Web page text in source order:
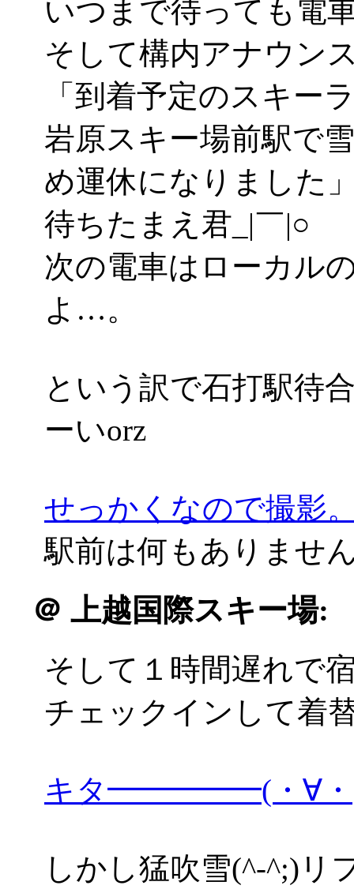
いつまで待っても電
そして構内アナウン
「到着予定のスキー
岩原スキー場前駅で
め運休になりました
待ちたまえ君_|￣|○
次の電車はローカル
よ…。
という訳で石打駅待
ーいorz
せっかくなので撮影
駅前は何もありませ
＠ 上越国際スキー場:
そして１時間遅れで
チェックインして着
キタ━━━━━(・∀
しかし猛吹雪(^-^;)リ